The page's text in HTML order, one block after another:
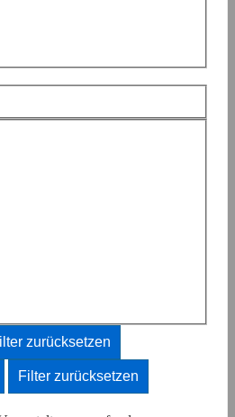
zurücksetzen
Filter zurücksetzen